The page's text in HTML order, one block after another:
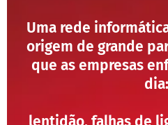
Uma rede
origem de grande
que as empresas
dia:
lentidão, falhas de